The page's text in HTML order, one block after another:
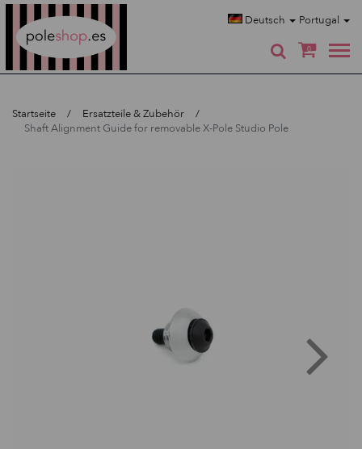
Deutsch Portugal
0
Startseite
Ersatzteile & Zubehör
Shaft Alignment Guide for removable X-Pole Studio Pole